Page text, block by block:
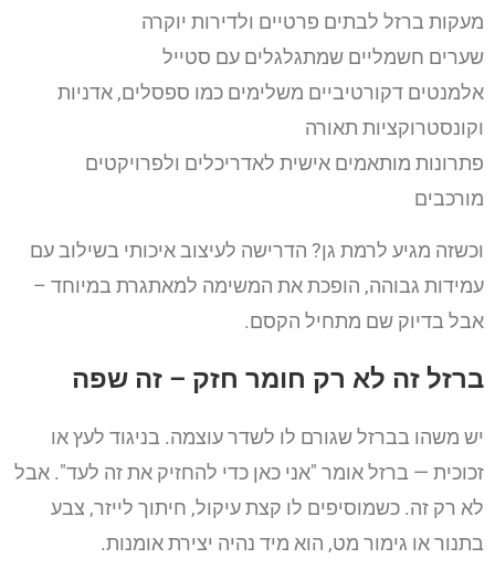
מעקות ברזל לבתים פרטיים ולדירות יוקרה
שערים חשמליים שמתגלגלים עם סטייל
אלמנטים דקורטיביים משלימים כמו ספסלים, אדניות
וקונסטרוקציות תאורה
פתרונות מותאמים אישית לאדריכלים ולפרויקטים
מורכבים
וכשזה מגיע לרמת גן? הדרישה לעיצוב איכותי בשילוב עם
עמידות גבוהה, הופכת את המשימה למאתגרת במיוחד –
אבל בדיוק שם מתחיל הקסם.
ברזל זה לא רק חומר חזק – זה שפה
יש משהו בברזל שגורם לו לשדר עוצמה. בניגוד לעץ או
זכוכית — ברזל אומר "אני כאן כדי להחזיק את זה לעד". אבל
לא רק זה. כשמוסיפים לו קצת עיקול, חיתוך לייזר, צבע
בתנור או גימור מט, הוא מיד נהיה יצירת אומנות.